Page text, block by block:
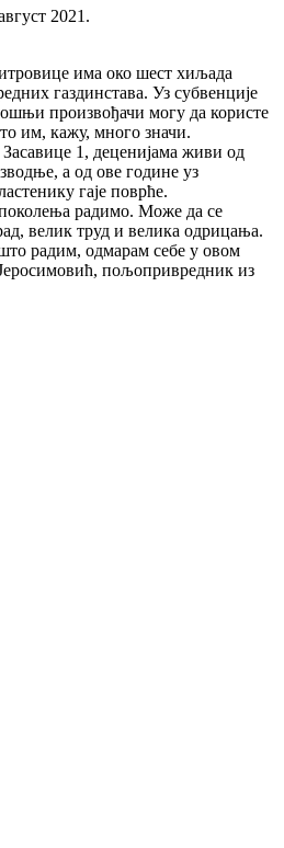
2021.
има око шест хиљада
газдинстава. Уз субвенције
произвођачи могу да користе
им, кажу, много значи.
1, деценијама живи од
а од ове године уз
гаје поврће.
поколења радимо. Може да се
велик труд и велика одрицања.
радим, одмарам себе у овом
пољопривредник из